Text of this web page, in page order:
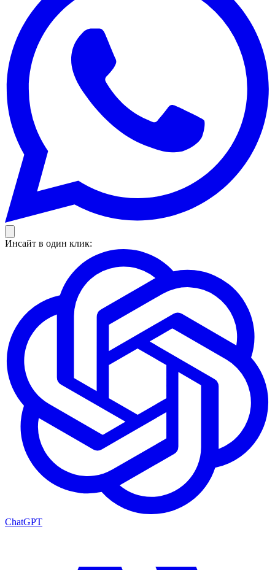
Инсайт в один клик:
ChatGPT